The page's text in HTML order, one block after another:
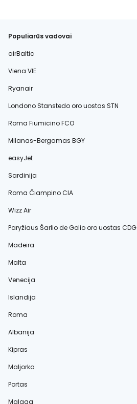
Populiarūs vadovai
airBaltic
Viena VIE
Ryanair
Londono Stanstedo oro uostas STN
Roma Fiumicino FCO
Milanas-Bergamas BGY
easyJet
Sardinija
Roma Čiampino CIA
Wizz Air
Paryžiaus Šarlio de Golio oro uostas CDG
Madeira
Malta
Venecija
Islandija
Roma
Albanija
Kipras
Maljorka
Portas
Malaga